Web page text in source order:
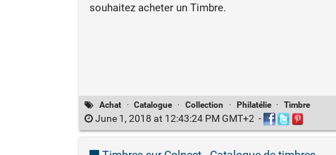
souhaitez acheter un Timbre.
Achat · Catalogue · Collection · Philatélie · Timbre
June 1, 2018 at 12:43:24 PM GMT+2 -